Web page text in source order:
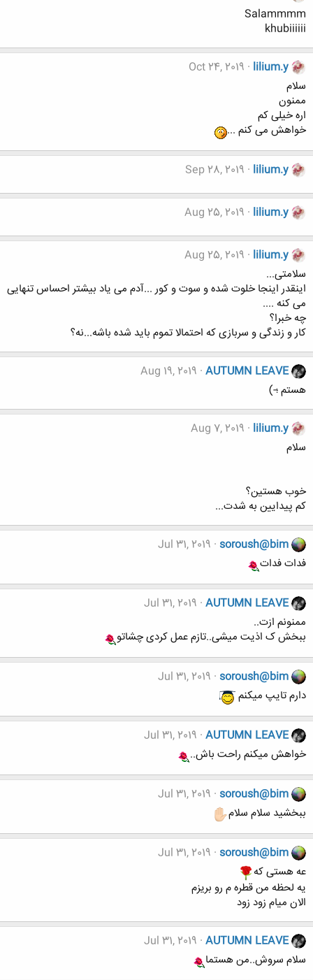
Salammmm
khubiiiiii
lilium.y
Oct 24, 2019
سلام
ممنون
اره خیلی کم
خواهش می کنم ...
lilium.y
Sep 28, 2019
lilium.y
Aug 25, 2019
lilium.y
Aug 25, 2019
سلامتی...
اینقدر اینجا خلوت شده و سوت و کور ...آدم می یاد بیشتر احساس تنهایی
می کنه ....
چه خبرا؟
کار و زندگی و سربازی که احتمالا تموم باید شده باشه...نه؟
AUTUMN LEAVE
Aug 19, 2019
هستم ؛-)
lilium.y
Aug 7, 2019
سلام
خوب هستین؟
کم پیدایین به شدت...
soroush@bim
Jul 31, 2019
فدات فدات
AUTUMN LEAVE
Jul 31, 2019
ممنونم ازت..
ببخش ک اذیت میشی..تازم عمل کردی چشاتو
soroush@bim
Jul 31, 2019
دارم تایپ میکنم
AUTUMN LEAVE
Jul 31, 2019
خواهش میکنم راحت باش..
soroush@bim
Jul 31, 2019
ببخشید سلام سلام
soroush@bim
Jul 31, 2019
عه هستی که
یه لحظه من قطره م رو بریزم
الان میام زود زود
AUTUMN LEAVE
Jul 31, 2019
سلام سروش..من هستما